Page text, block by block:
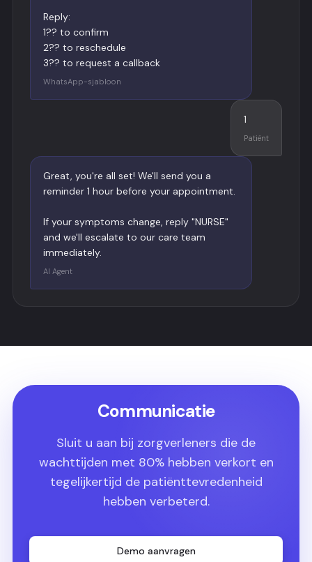
Reply:
1?? to confirm
2?? to reschedule
3?? to request a callback
WhatsApp-sjabloon
1
Patiënt
Great, you're all set! We'll send you a
reminder 1 hour before your appointment.
If your symptoms change, reply "NURSE"
and we'll escalate to our care team
immediately.
AI Agent
Communicatie
Sluit u aan bij zorgverleners die de
wachttijden met 80% hebben verkort en
tegelijkertijd de patiënttevredenheid
hebben verbeterd.
Demo aanvragen